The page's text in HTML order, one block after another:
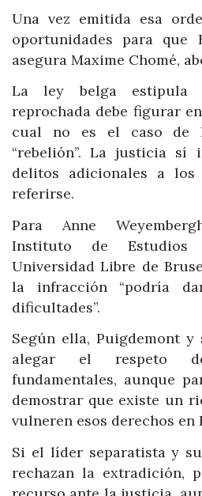
Una vez emitida esa
oportunidades para que
asegura Maxime Chomé,
La ley belga estipula
reprochada debe figurar
cual no es el caso de
“rebelión”. La justicia sí
delitos adicionales a los
referirse.
Para Anne
Instituto de
Universidad Libre de
la infracción “podría
dificultades”.
Según ella, Puigdemont y
alegar el respeto
fundamentales, aunque
demostrar que existe un
vulneren esos derechos en
Si el líder separatista y
rechazan la extradición,